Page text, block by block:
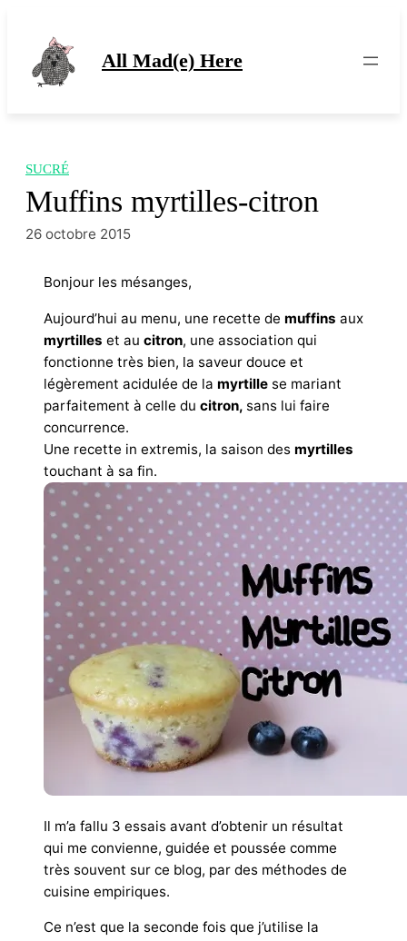
contenu
All Mad(e) Here
SUCRÉ
Muffins myrtilles-citron
26 octobre 2015
Bonjour les mésanges,
Aujourd’hui au menu, une recette de muffins aux
myrtilles et au citron, une association qui
fonctionne très bien, la saveur douce et
légèrement acidulée de la myrtille se mariant
parfaitement à celle du citron, sans lui faire
concurrence.
Une recette in extremis, la saison des myrtilles
touchant à sa fin.
Il m’a fallu 3 essais avant d’obtenir un résultat
qui me convienne, guidée et poussée comme
très souvent sur ce blog, par des méthodes de
cuisine empiriques.
Ce n’est que la seconde fois que j’utilise la